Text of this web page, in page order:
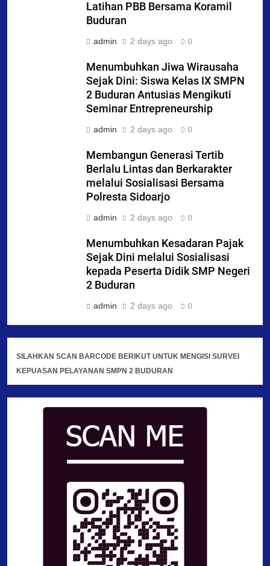
Latihan PBB Bersama Koramil
Buduran
admin 2 days ago 0
Menumbuhkan Jiwa Wirausaha
Sejak Dini: Siswa Kelas IX SMPN
2 Buduran Antusias Mengikuti
Seminar Entrepreneurship
admin 2 days ago 0
Membangun Generasi Tertib
Berlalu Lintas dan Berkarakter
melalui Sosialisasi Bersama
Polresta Sidoarjo
admin 2 days ago 0
Menumbuhkan Kesadaran Pajak
Sejak Dini melalui Sosialisasi
kepada Peserta Didik SMP Negeri
2 Buduran
admin 2 days ago 0
SILAHKAN SCAN BARCODE BERIKUT UNTUK MENGISI SURVEI
KEPUASAN PELAYANAN SMPN 2 BUDURAN